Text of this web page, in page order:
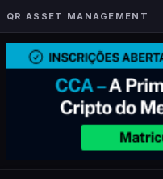
QR ASSET MANAGEMENT